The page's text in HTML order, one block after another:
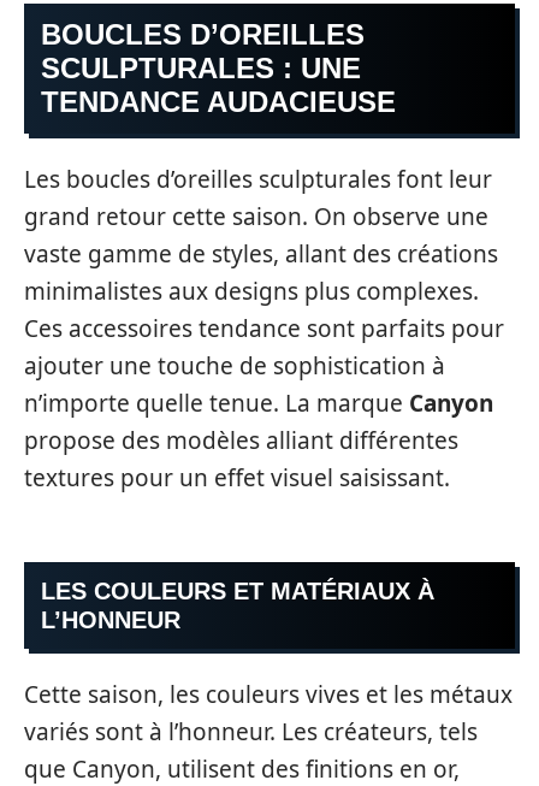
BOUCLES D’OREILLES
SCULPTURALES : UNE
TENDANCE AUDACIEUSE
Les boucles d’oreilles sculpturales font leur
grand retour cette saison. On observe une
vaste gamme de styles, allant des créations
minimalistes aux designs plus complexes.
Ces accessoires tendance sont parfaits pour
ajouter une touche de sophistication à
n’importe quelle tenue. La marque Canyon
propose des modèles alliant différentes
textures pour un effet visuel saisissant.
LES COULEURS ET MATÉRIAUX À
L’HONNEUR
Cette saison, les couleurs vives et les métaux
variés sont à l’honneur. Les créateurs, tels
que Canyon, utilisent des finitions en or,